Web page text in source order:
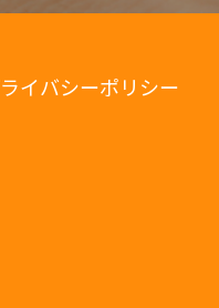
イバシーポリシー